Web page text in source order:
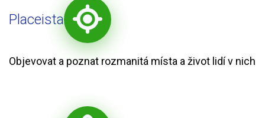
Placeista
Objevovat a poznat rozmanitá místa a život lidí v nich